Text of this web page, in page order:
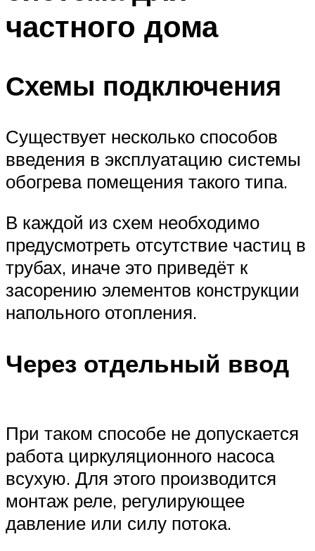
частного дома
Схемы подключения
Существует несколько способов
введения в эксплуатацию системы
обогрева помещения такого типа.
В каждой из схем необходимо
предусмотреть отсутствие частиц в
трубах, иначе это приведёт к
засорению элементов конструкции
напольного отопления.
Через отдельный ввод
При таком способе не допускается
работа циркуляционного насоса
всухую. Для этого производится
монтаж реле, регулирующее
давление или силу потока.